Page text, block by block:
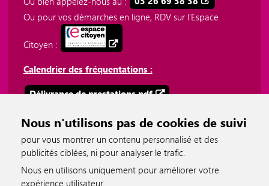
Nous n'utilisons pas de cookies de suivi
pour vous montrer un contenu personnalisé et des
publicités ciblées, ni pour analyser le trafic.
Nous en utilisons uniquement pour améliorer votre
expérience utilisateur.
Ou pour vos démarches en ligne, RDV sur l'Espace
Citoyen :
Calendrier des fréquentations :
Délivrance de prestations.pdf